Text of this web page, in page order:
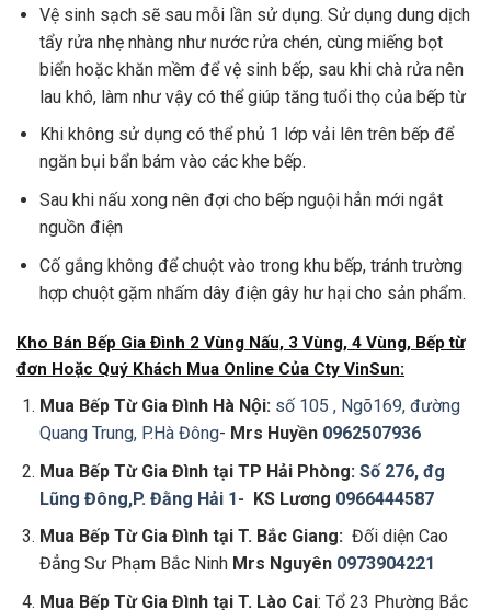
Vệ sinh sạch sẽ sau mỗi lần sử dụng. Sử dụng dung dịch
tẩy rửa nhẹ nhàng như nước rửa chén, cùng miếng bọt
biển hoặc khăn mềm để vệ sinh bếp, sau khi chà rửa nên
lau khô, làm như vậy có thể giúp tăng tuổi thọ của bếp từ
Khi không sử dụng có thể phủ 1 lớp vải lên trên bếp để
ngăn bụi bẩn bám vào các khe bếp.
Sau khi nấu xong nên đợi cho bếp nguội hẳn mới ngắt
nguồn điện
Cố gắng không để chuột vào trong khu bếp, tránh trường
hợp chuột gặm nhấm dây điện gây hư hại cho sản phẩm.
Kho Bán Bếp Gia Đình 2 Vùng Nấu, 3 Vùng, 4 Vùng, Bếp từ
đơn Hoặc Quý Khách Mua Online Của Cty VinSun:
Mua Bếp Từ Gia ĐìnhHà Nội: số 105 , Ngõ169, đường
Quang Trung, P.Hà Đông- Mrs Huyền 0962507936
Mua Bếp Từ Gia ĐìnhtạiTP Hải Phòng: Số 276, đg
Lũng Đông,P. Đằng Hải 1- KS Lương 0966444587
Mua Bếp Từ Gia Đìnhtại T. Bắc Giang: Đối diện Cao
Đẳng Sư Phạm Bắc Ninh Mrs Nguyên 0973904221
Mua Bếp Từ Gia ĐìnhtạiT. Lào Cai: Tổ 23 Phường Bắc